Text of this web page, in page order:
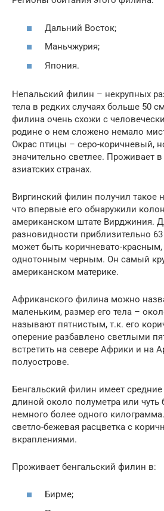
Дальний Восток;
Маньчжурия;
Япония.
Непальский филин – некрупных
тела в редких случаях больше 50
филина очень схожи с
родине о нем сложено немало
Окрас птицы – серо-коричневый,
значительно светлее. Проживает
азиатских странах.
Виргинский филин получил такое
что впервые его обнаружили
американском штате Вирджиния.
разновидности приблизительно
может быть коричневато-
однотонным черным. Он самый
американском материке.
Африканского филина можно
маленьким, размер его тела –
называют пятнистым, т.к. его
оперение разбавлено светлыми
встретить на севере Африки и на
полуострове.
Бенгальский филин имеет средние
длиной около полуметра или чуть
немного более одного
светло-бежевая расцветка с
вкраплениями.
Проживает бенгальский филин в:
Бирме;